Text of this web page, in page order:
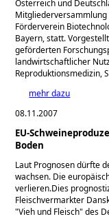
Österreich und
Mitgliederversammlung
Förderverein
Bayern, statt.
geförderten
landwirtschaftlicher
Reproduktionsmedizin,
mehr dazu
08.11.2007
EU-
Boden
Laut Prognosen dürfte
wachsen. Die
verlieren.Dies
Fleischvermarkter
"Vieh und Fleisch" des